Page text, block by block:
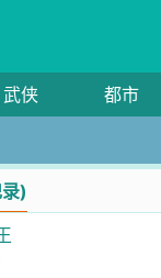
武侠 都市
)